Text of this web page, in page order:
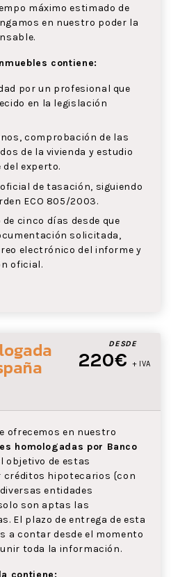
máximo estimado de
en nuestro poder la
contiene:
por un profesional que
en la legislación
comprobación de las
de la vivienda y estudio
experto.
de tasación, siguiendo
ECO 805/2003.
cinco días desde que
solicitada,
electrónico del informe y
oficial.
DESDE
220€ + IVA
ofrecemos en nuestro
homologadas por Banco
objetivo de estas
créditos hipotecarios {con
entidades
son aptas las
El plazo de entrega de esta
a contar desde el momento
toda la información.
contiene: